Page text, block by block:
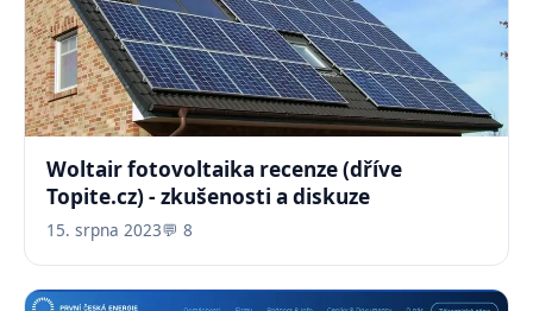
Woltair fotovoltaika recenze (dříve
Topite.cz) - zkušenosti a diskuze
15. srpna 2023💬 8